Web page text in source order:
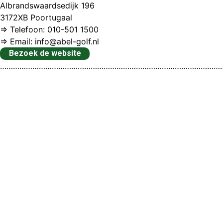
Albrandswaardsedijk 196
3172XB Poortugaal
⇒ Telefoon: 010-501 1500
⇒ Email: info@abel-golf.nl
Bezoek de website